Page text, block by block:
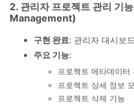
2. 관리자 프로젝트 관리 기
Management)
구현 완료: 관리자 대시보
주요 기능:
프로젝트 메타데이터
프로젝트 상세 정보
프로젝트 삭제 기능